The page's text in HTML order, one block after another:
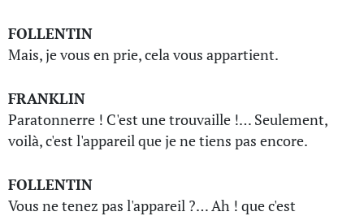
FOLLENTIN
Mais, je vous en prie, cela vous appartient.
FRANKLIN
Paratonnerre ! C'est une trouvaille !… Seulement,
voilà, c'est l'appareil que je ne tiens pas encore.
FOLLENTIN
Vous ne tenez pas l'appareil ?… Ah ! que c'est